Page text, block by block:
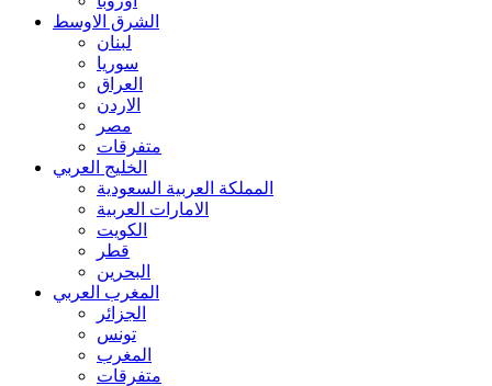
الشرق الاوسط
لبنان
سوريا
العراق
الاردن
مصر
متفرقات
الخليج العربي
المملكة العربية السعودية
الامارات العربية
الكويت
قطر
البحرين
المغرب العربي
الجزائر
تونس
المغرب
متفرقات